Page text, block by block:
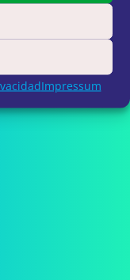
Impressum
29006 Málaga